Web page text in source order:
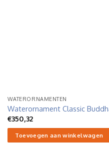
WATERORNAMENTEN
Waterornament Classic
€350,32
Toevoegen aan winkelwagen